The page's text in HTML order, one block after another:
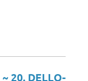
20. DELLO-